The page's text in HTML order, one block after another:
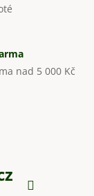
nad 5 000 Kč